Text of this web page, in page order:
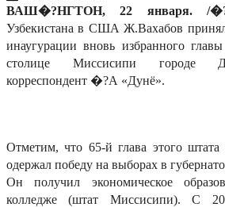
ВАШ�?НГТОН, 22 января. /
Узбекистана в США Ж.Вахабов
инаугурации вновь избранного
столице Миссисипи городе
корреспондент �?А «Дунё».
Отметим, что 65-й глава этого штата
одержал победу на выборах в
Он получил экономическое
колледже (штат Миссисипи). С